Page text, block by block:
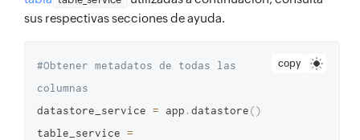
sus respectivas secciones de ayuda.
copy
#Obtener metadatos de todas las
columnas
datastore_service = app .datastore()
table_service =